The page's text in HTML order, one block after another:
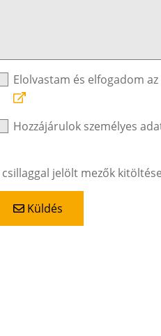
Elolvastam és elfogadom
Hozzájárulok személyes
csillaggal jelölt mezők
Küldés